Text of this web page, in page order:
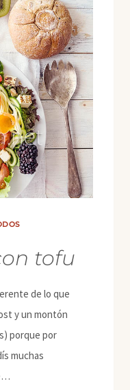
tofu
de lo que
y un montón
porque por
muchas